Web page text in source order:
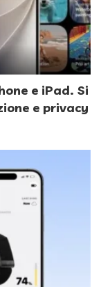
e iPad. Si
e privacy